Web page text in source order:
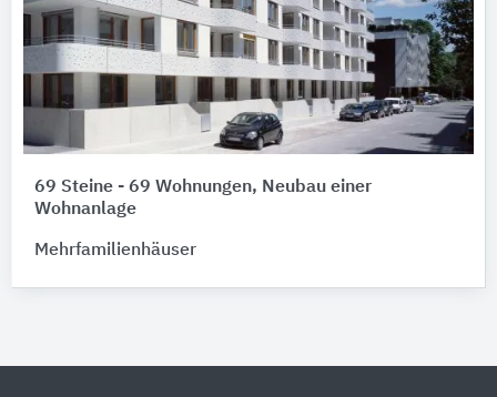
Energiestandard
Bitte auswählen
69 Steine - 69 Wohnungen, Neubau einer
Wohnanlage
Mehrfamilienhäuser